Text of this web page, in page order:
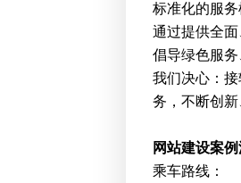
标准化的服
通过提供全
倡导绿色服
我们决心：
务，不断创新
网站建设案例
乘车路线：